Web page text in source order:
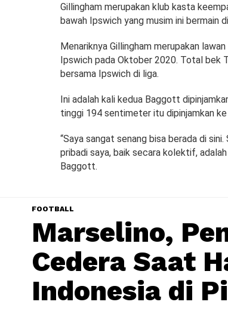
Gillingham merupakan klub kasta
bawah Ipswich yang musim ini bermain
Menariknya Gillingham merupakan
Ipswich pada Oktober 2020. Total bek
bersama Ipswich di liga.
Ini adalah kali kedua Baggott
tinggi 194 sentimeter itu dipinjamkan ke
“Saya sangat senang bisa berada di
pribadi saya, baik secara kolektif,
Baggott.
FOOTBALL
Marselino,
Cedera Saat
Indonesia di